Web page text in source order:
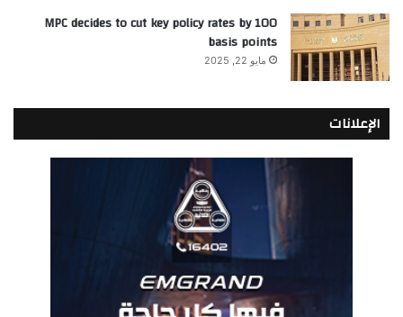
MPC decides to cut key policy rates by 100
basis points
مايو 22, 2025
الإعلانات